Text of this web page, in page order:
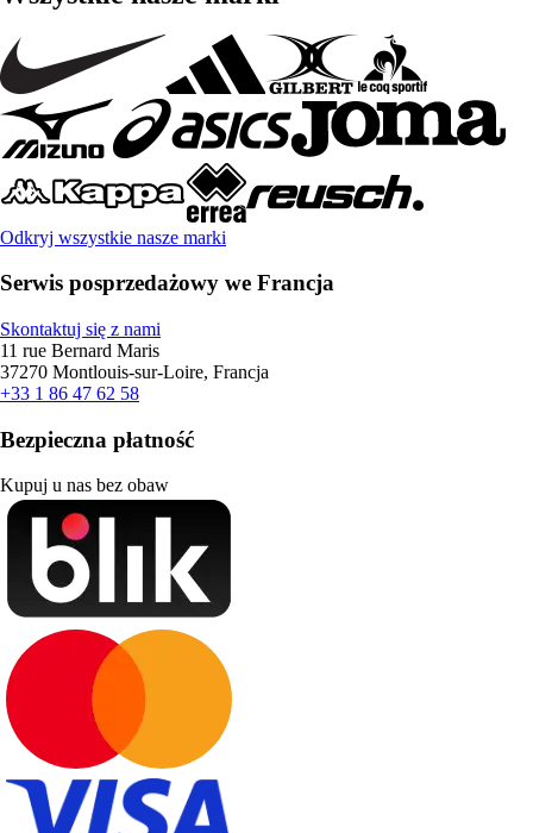
Odkryj wszystkie nasze marki
Serwis posprzedażowy we Francja
Skontaktuj się z nami
11 rue Bernard Maris
37270 Montlouis-sur-Loire, Francja
+33 1 86 47 62 58
Bezpieczna płatność
Kupuj u nas bez obaw